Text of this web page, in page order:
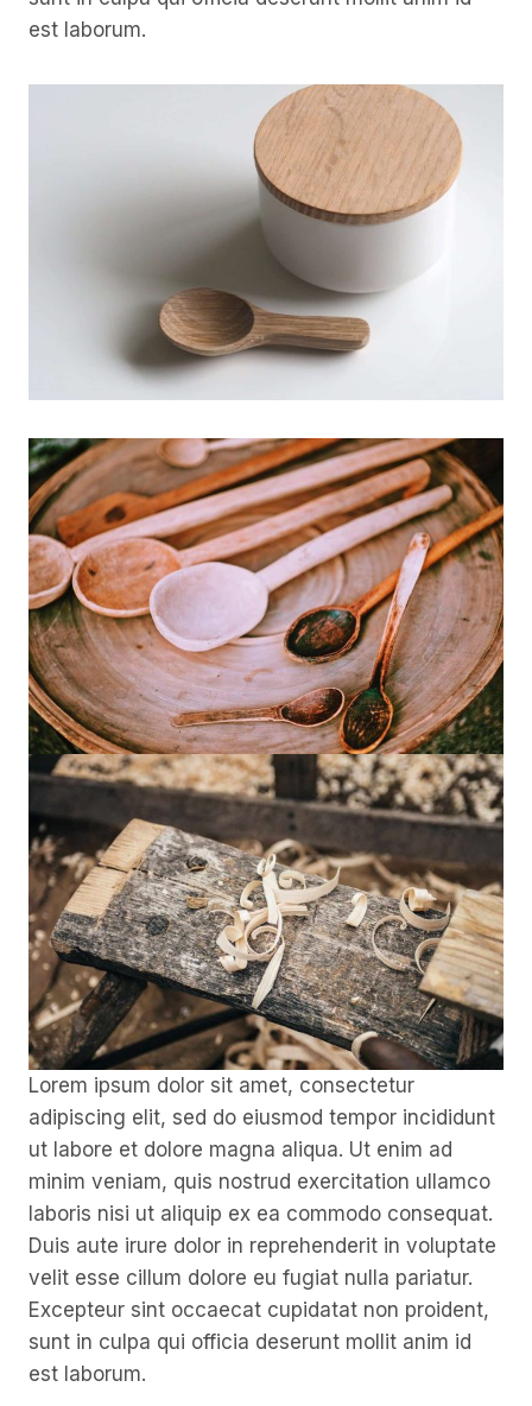
est laborum.
Lorem ipsum dolor sit amet, consectetur
adipiscing elit, sed do eiusmod tempor incididunt
ut labore et dolore magna aliqua. Ut enim ad
minim veniam, quis nostrud exercitation ullamco
laboris nisi ut aliquip ex ea commodo consequat.
Duis aute irure dolor in reprehenderit in voluptate
velit esse cillum dolore eu fugiat nulla pariatur.
Excepteur sint occaecat cupidatat non proident,
sunt in culpa qui officia deserunt mollit anim id
est laborum.